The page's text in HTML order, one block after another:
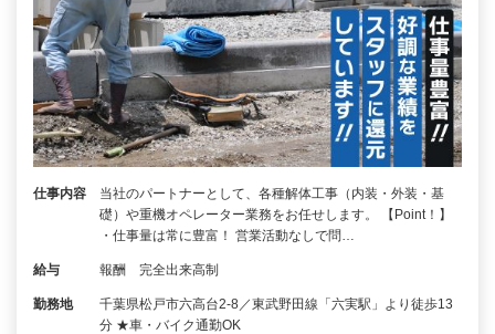
仕事内容
当社のパートナーとして、各種解体工事（内装・外装・基
礎）や重機オペレーター業務をお任せします。 【Point！】
・仕事量は常に豊富！ 営業活動なしで問…
給与 報酬 完全出来高制
勤務地
千葉県松戸市六高台2-8／東武野田線「六実駅」より徒歩13
分 ★車・バイク通勤OK